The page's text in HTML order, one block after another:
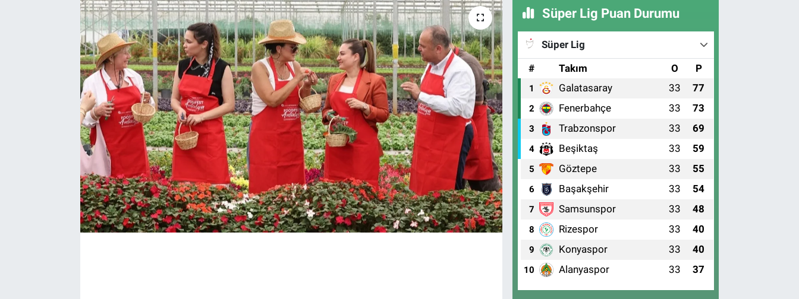
Süper Lig Puan Durumu
Süper Lig
#
Takım O P
1 Galatasaray 33 77
2 Fenerbahçe 33 73
3 Trabzonspor 33 69
4 Beşiktaş 33 59
5 Göztepe 33 55
6 Başakşehir 33 54
7 Samsunspor 33 48
8 Rizespor 33 40
9 Konyaspor 33 40
10 Alanyaspor 33 37